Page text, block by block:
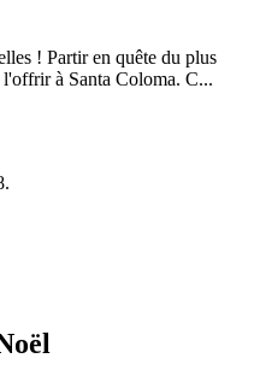
! Partir en quête du plus
à Santa Coloma. C...